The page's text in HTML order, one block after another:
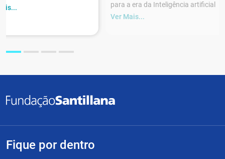
para a era da Inteligência artificial
Ver Mais...
Fique por dentro